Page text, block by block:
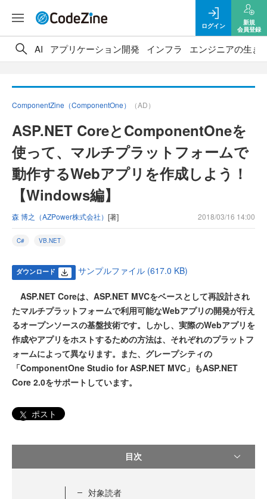
ログイン
新規
会員登録
AI アプリケーション開発 インフラ エンジニアの生き
ComponentZine（ComponentOne） （AD）
ASP.NET CoreとComponentOneを
使って、マルチプラットフォームで
動作するWebアプリを作成しよう！
【Windows編】
森 博之（AZPower株式会社） [著] 2018/03/16 14:00
C# VB.NET
ダウンロード サンプルファイル (617.0 KB)
ASP.NET Coreは、ASP.NET MVCをベースとして再設計され
たマルチプラットフォームで利用可能なWebアプリの開発が行え
るオープンソースの基盤技術です。しかし、実際のWebアプリを
作成やアプリをホストするための方法は、それぞれのプラットフ
ォームによって異なります。また、グレープシティの
「ComponentOne Studio for ASP.NET MVC」もASP.NET
Core 2.0をサポートしています。
ポスト
目次
対象読者